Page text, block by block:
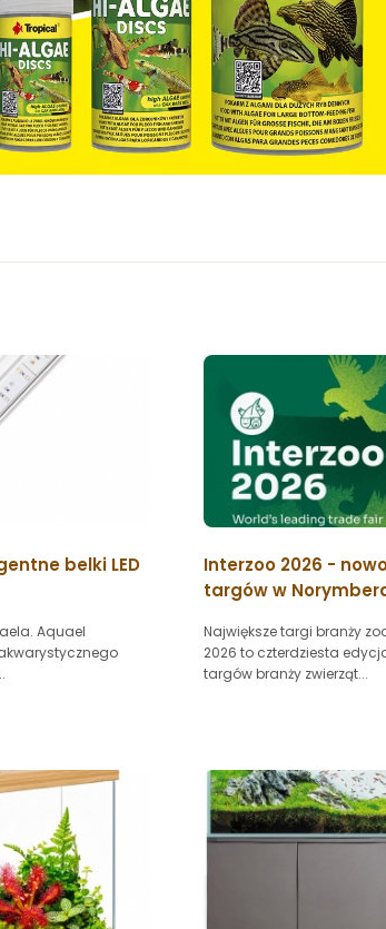
belki LED
Aquael
Interzoo 2026 -
targów w
Największe targi branży
2026 to czterdziesta
targów branży zwierząt...